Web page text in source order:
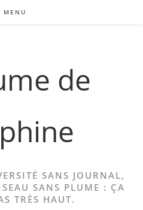
MENU
de
SANS JOURNAL,
SANS PLUME : ÇA
TRÈS HAUT.